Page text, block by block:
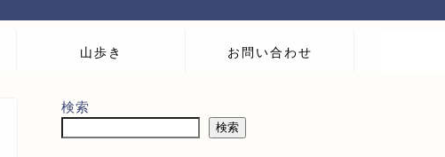
山歩き お問い合わせ
検索
検索